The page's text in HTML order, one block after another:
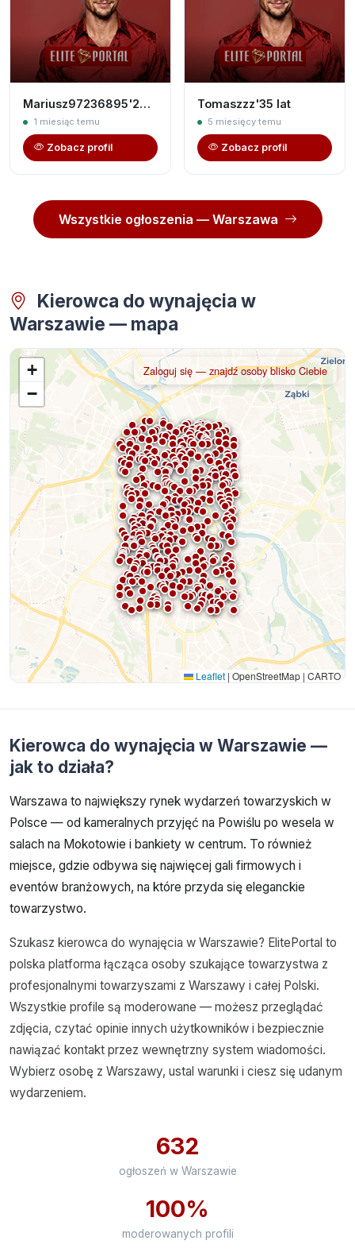
Mariusz97236895'29 lat
1 miesiąc temu
Zobacz profil
Tomaszzz'35 lat
5 miesięcy temu
Zobacz profil
Wszystkie ogłoszenia — Warszawa
Kierowca do wynajęcia w
Warszawie — mapa
+
−
Zaloguj się — znajdź osoby blisko Ciebie
Leaflet | OpenStreetMap | CARTO
Kierowca do wynajęcia w Warszawie —
jak to działa?
Warszawa to największy rynek wydarzeń towarzyskich w
Polsce — od kameralnych przyjęć na Powiślu po wesela w
salach na Mokotowie i bankiety w centrum. To również
miejsce, gdzie odbywa się najwięcej gali firmowych i
eventów branżowych, na które przyda się eleganckie
towarzystwo.
Szukasz kierowca do wynajęcia w Warszawie? ElitePortal to
polska platforma łącząca osoby szukające towarzystwa z
profesjonalnymi towarzyszami z Warszawy i całej Polski.
Wszystkie profile są moderowane — możesz przeglądać
zdjęcia, czytać opinie innych użytkowników i bezpiecznie
nawiązać kontakt przez wewnętrzny system wiadomości.
Wybierz osobę z Warszawy, ustal warunki i ciesz się udanym
wydarzeniem.
632
ogłoszeń w Warszawie
100%
moderowanych profili